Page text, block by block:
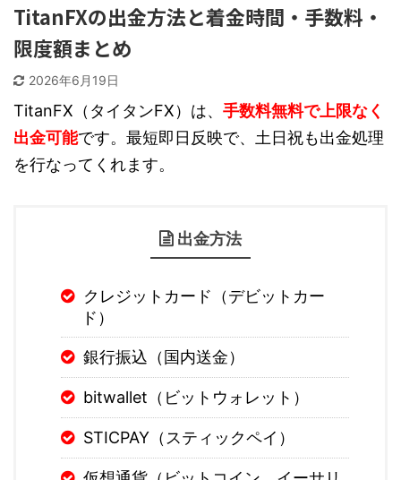
TitanFXの出金方法と着金時間・手数料・
限度額まとめ
2026年6月19日
TitanFX（タイタンFX）は、 手数料無料で上限なく
出金可能です。最短即日反映で、土日祝も出金処理
を行なってくれます。
出金方法
クレジットカード（デビットカー
ド）
銀行振込（国内送金）
bitwallet（ビットウォレット）
STICPAY（スティックペイ）